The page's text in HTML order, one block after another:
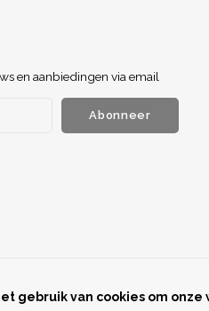
en aanbiedingen via email
Abonneer
gebruik van cookies om